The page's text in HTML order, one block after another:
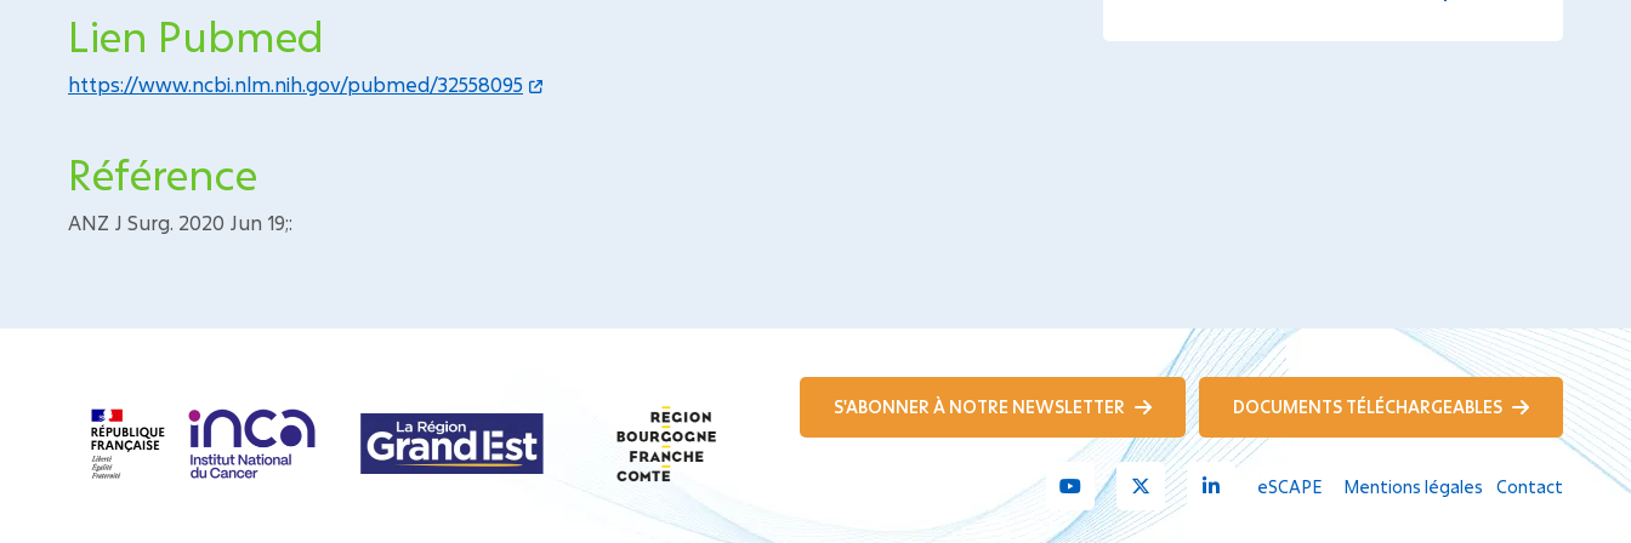
Lien Pubmed
https://www.ncbi.nlm.nih.gov/pubmed/32558095
Référence
ANZ J Surg. 2020 Jun 19;:
S'ABONNER À NOTRE NEWSLETTER DOCUMENTS TÉLÉCHARGEABLES
Youtube Linkedin
eSCAPE Mentions légales Contact